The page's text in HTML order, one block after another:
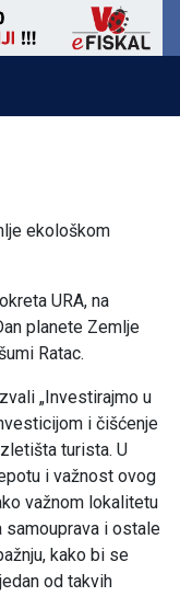
ekološkom
URA, na
planete Zemlje
Ratac.
„Investirajmo u
i čišćenje
turista. U
i važnost ovog
važnom lokalitetu
samouprava i ostale
kako bi se
od takvih